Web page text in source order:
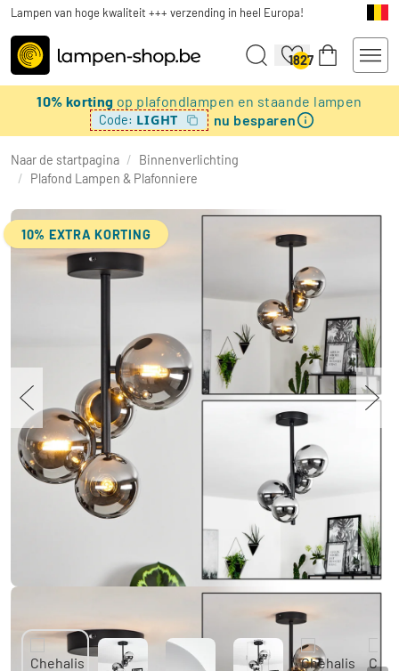
Lampen van hoge kwaliteit +++ verzending in heel Europa!
1827
10% korting op plafondlampen en staande lampen
Code: LIGHT nu besparen
Naar de startpagina / Binnenverlichting
/ Plafond Lampen & Plafonniere
10% EXTRA KORTING